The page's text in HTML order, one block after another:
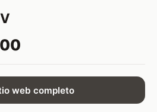
web completo